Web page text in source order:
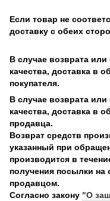
Если товар не
доставку с обеих
В случае возврата
качества, доставка в
покупателя.
В случае возврата
качества, доставка в
продавца.
Возврат средств
указанный при
производится в
получения посылки
продавцом.
Согласно закону "О